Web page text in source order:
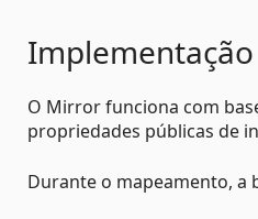
Implementação
O Mirror funciona com
propriedades públicas de
Durante o mapeamento, a